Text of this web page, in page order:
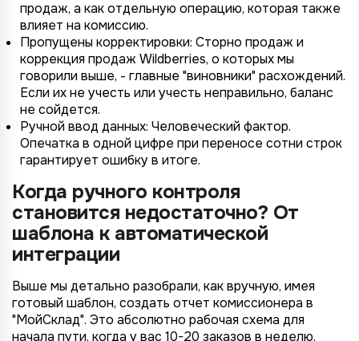
продаж, а как отдельную операцию, которая также
влияет на комиссию.
Пропущены корректировки: Сторно продаж и
коррекция продаж Wildberries, о которых мы
говорили выше, - главные "виновники" расхождений.
Если их не учесть или учесть неправильно, баланс
не сойдется.
Ручной ввод данных: Человеческий фактор.
Опечатка в одной цифре при переносе сотни строк
гарантирует ошибку в итоге.
Когда ручного контроля
становится недостаточно? От
шаблона к автоматической
интеграции
Выше мы детально разобрали, как вручную, имея
готовый шаблон, создать отчет комиссионера в
"МойСклад". Это абсолютно рабочая схема для
начала пути, когда у вас 10-20 заказов в неделю.